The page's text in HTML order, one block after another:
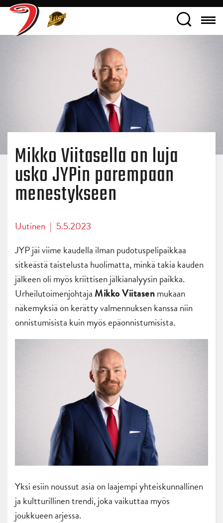
Mikko Viitasella on luja
usko JYPin parempaan
menestykseen
Uutinen | 5.5.2023
JYP jäi viime kaudella ilman pudotuspelipaikkaa
sitkeästä taistelusta huolimatta, minkä takia kauden
jälkeen oli myös kriittisen jälkianalyysin paikka.
Urheilutoimenjohtaja Mikko Viitasenmukaan
näkemyksiä on kerätty valmennuksen kanssa niin
onnistumisista kuin myös epäonnistumisista.
Yksi esiin noussut asia on laajempi yhteiskunnallinen
ja kultturillinen trendi, joka vaikuttaa myös
joukkueen arjessa.